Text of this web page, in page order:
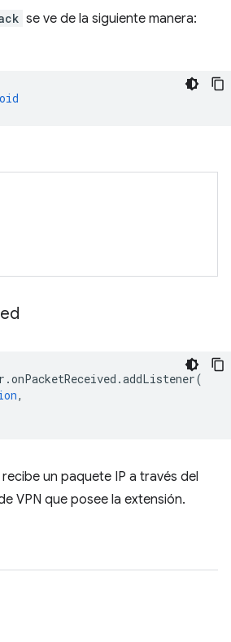
se ve de la siguiente manera:
.onPacketReceived .addListener(
,
un paquete IP a través del
VPN que posee la extensión.